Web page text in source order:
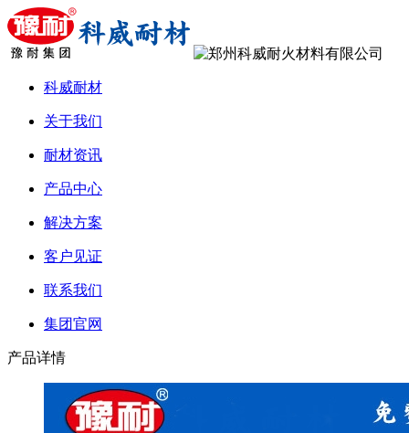
科威耐材
关于我们
耐材资讯
产品中心
解决方案
客户见证
联系我们
集团官网
产品详情